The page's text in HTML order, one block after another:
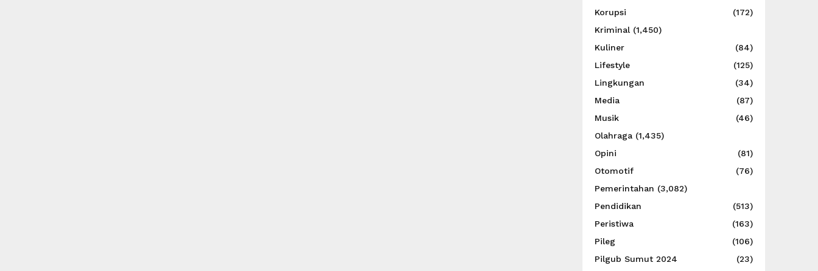
Korupsi
(172)
Kriminal (1,450)
Kuliner
(84)
Lifestyle
(125)
Lingkungan
(34)
Media
(87)
Musik
(46)
Olahraga (1,435)
Opini
(81)
Otomotif
(76)
Pemerintahan (3,082)
Pendidikan
(513)
Peristiwa
(163)
Pileg
(106)
Pilgub Sumut 2024
(23)